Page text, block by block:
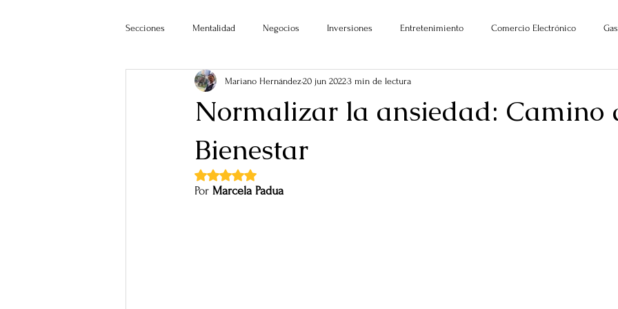
Secciones Mentalidad Negocios Inversiones Entretenimiento Comercio Electrónico
Normalizar la ansiedad: Camino
Bienestar
Mariano Hernández20 jun 20223 min de lectura
Obtuvo NaN de 5 estrellas.
Por Marcela Padua